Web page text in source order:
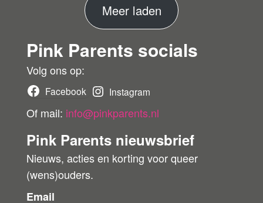
r
Meer ladenM
e
e
o
r
Pink Parents socials
Volg ons op:
Facebook Instagram
Of mail: info@pinkparents.nl
Pink Parents nieuwsbrief
Nieuws, acties en korting voor queer
(wens)ouders.
Email